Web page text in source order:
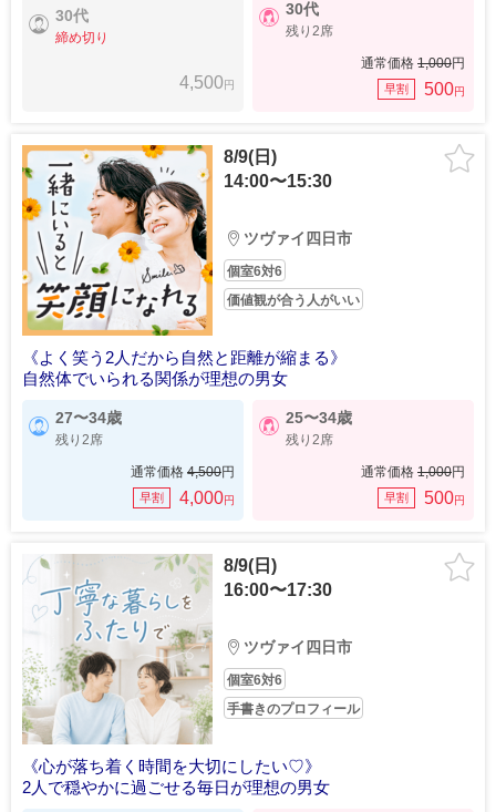
30代
締め切り
4,500円
30代
残り2席
通常価格 1,000円
早割 500円
8/9(日)
14:00〜15:30
ツヴァイ四日市
個室6対6
価値観が合う人がいい
《よく笑う2人だから自然と距離が縮まる》
自然体でいられる関係が理想の男女
27〜34歳
残り2席
通常価格 4,500円
早割 4,000円
25〜34歳
残り2席
通常価格 1,000円
早割 500円
8/9(日)
16:00〜17:30
ツヴァイ四日市
個室6対6
手書きのプロフィール
《心が落ち着く時間を大切にしたい♡》
2人で穏やかに過ごせる毎日が理想の男女